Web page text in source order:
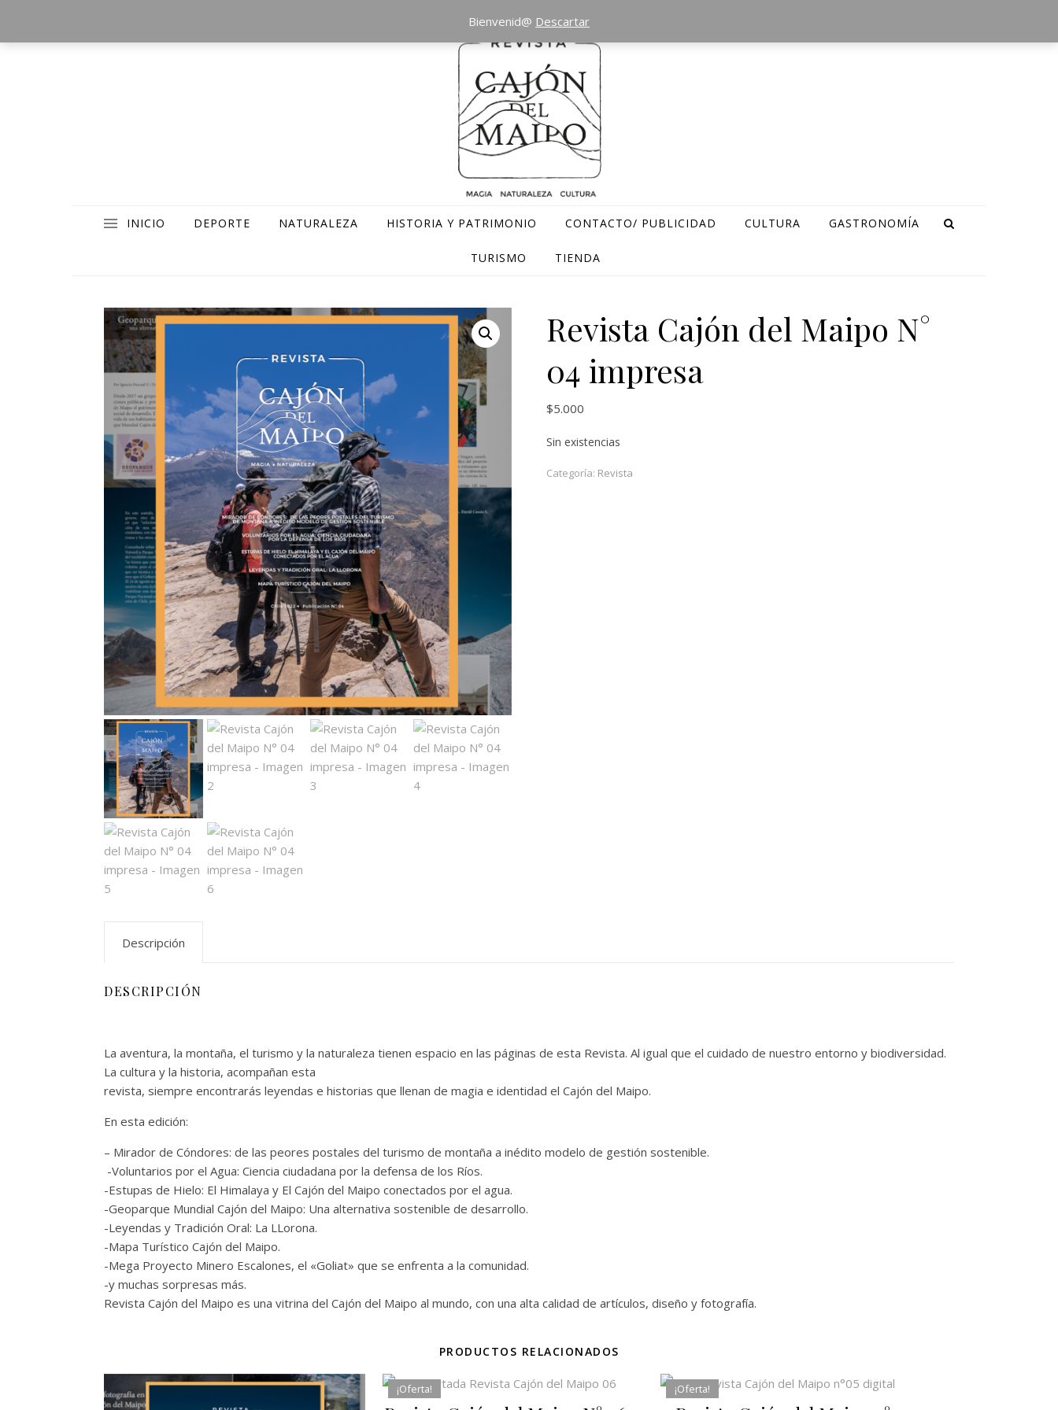
INICIO DEPORTE NATURALEZA HISTORIA Y PATRIMONIO CONTACTO/ PUBLICIDAD CULTURA GASTRONOMÍA
TURISMO TIENDA
Revista Cajón del Maipo N°
04 impresa
$5.000
Sin existencias
Categoría: Revista
Descripción
DESCRIPCIÓN
La aventura, la montaña, el turismo y la naturaleza tienen espacio en las páginas de esta Revista. Al igual que el cuidado de nuestro entorno y biodiversidad.
La cultura y la historia, acompañan esta
revista, siempre encontrarás leyendas e historias que llenan de magia e identidad el Cajón del Maipo.
En esta edición:
– Mirador de Cóndores: de las peores postales del turismo de montaña a inédito modelo de gestión sostenible.
-Voluntarios por el Agua: Ciencia ciudadana por la defensa de los Ríos.
-Estupas de Hielo: El Himalaya y El Cajón del Maipo conectados por el agua.
-Geoparque Mundial Cajón del Maipo: Una alternativa sostenible de desarrollo.
-Leyendas y Tradición Oral: La LLorona.
-Mapa Turístico Cajón del Maipo.
-Mega Proyecto Minero Escalones, el «Goliat» que se enfrenta a la comunidad.
-y muchas sorpresas más.
Revista Cajón del Maipo es una vitrina del Cajón del Maipo al mundo, con una alta calidad de artículos, diseño y fotografía.
PRODUCTOS RELACIONADOS
¡Oferta! ¡Oferta!
Bienvenid@ Descartar